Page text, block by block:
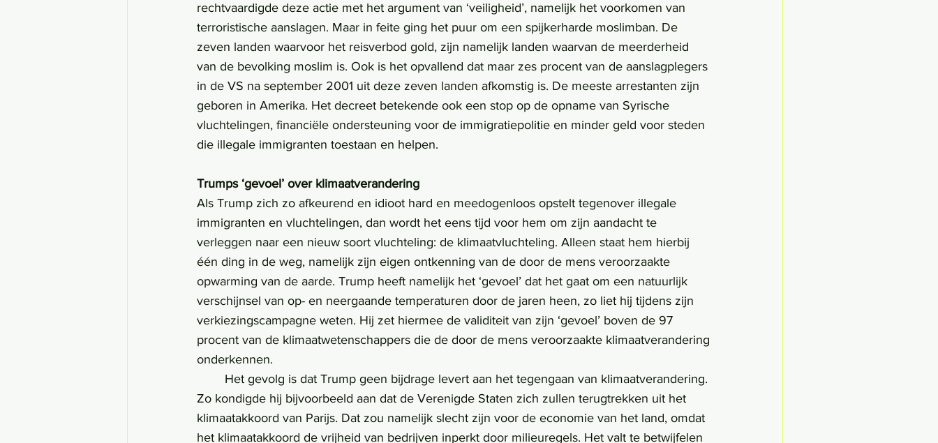
rechtvaardigde deze actie met het argument van ‘veiligheid’, namelijk het voorkomen van
terroristische aanslagen. Maar in feite ging het puur om een spijkerharde moslimban. De
zeven landen waarvoor het reisverbod gold, zijn namelijk landen waarvan de meerderheid
van de bevolking moslim is. Ook is het opvallend dat maar zes procent van de aanslagplegers
in de VS na september 2001 uit deze zeven landen afkomstig is. De meeste arrestanten zijn
geboren in Amerika. Het decreet betekende ook een stop op de opname van Syrische
vluchtelingen, financiële ondersteuning voor de immigratiepolitie en minder geld voor steden
die illegale immigranten toestaan en helpen.
Trumps ‘gevoel’ over klimaatverandering
Als Trump zich zo afkeurend en idioot hard en meedogenloos opstelt tegenover illegale
immigranten en vluchtelingen, dan wordt het eens tijd voor hem om zijn aandacht te
verleggen naar een nieuw soort vluchteling: de klimaatvluchteling. Alleen staat hem hierbij
één ding in de weg, namelijk zijn eigen ontkenning van de door de mens veroorzaakte
opwarming van de aarde. Trump heeft namelijk het ‘gevoel’ dat het gaat om een natuurlijk
verschijnsel van op- en neergaande temperaturen door de jaren heen, zo liet hij tijdens zijn
verkiezingscampagne weten. Hij zet hiermee de validiteit van zijn ‘gevoel’ boven de 97
procent van de klimaatwetenschappers die de door de mens veroorzaakte klimaatverandering
onderkennen.
Zo kondigde hij bijvoorbeeld aan dat de Verenigde Staten zich zullen terugtrekken uit het
klimaatakkoord van Parijs. Dat zou namelijk slecht zijn voor de economie van het land, omdat
het klimaatakkoord de vrijheid van bedrijven inperkt door milieuregels. Het valt te betwijfelen